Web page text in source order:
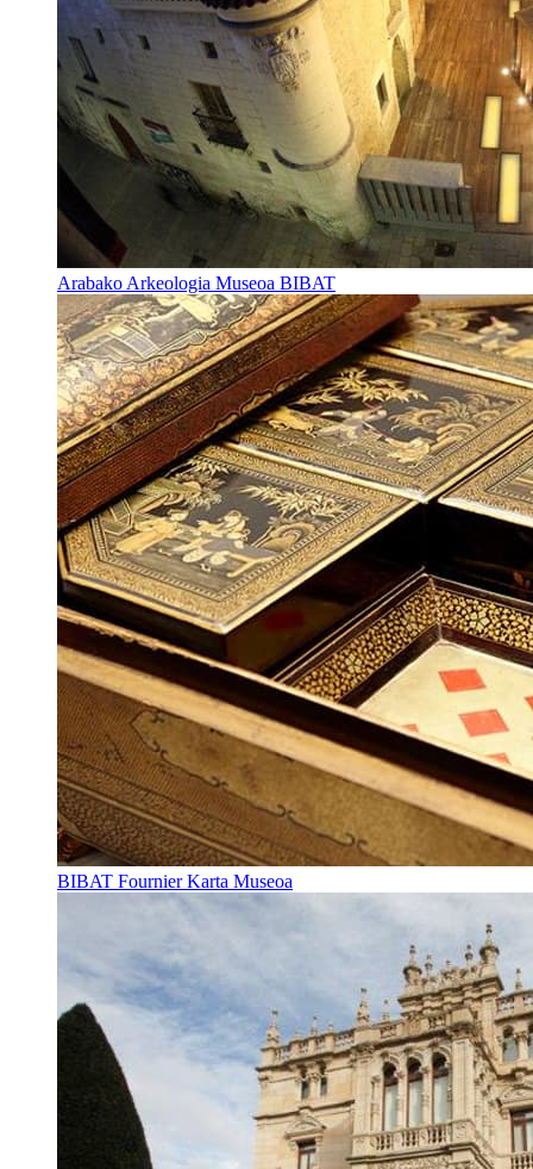
Arabako Arkeologia Museoa BIBAT
BIBAT Fournier Karta Museoa